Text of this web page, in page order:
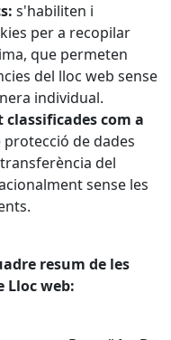
s'habiliten i
per a recopilar
que permeten
del lloc web sense
individual.
com a
de dades
del
sense les
resum de les
Lloc web: